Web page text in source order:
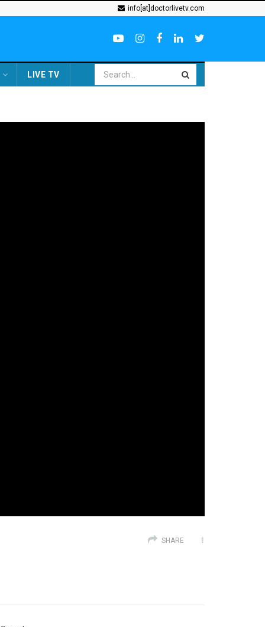
info[at]doctorlivetv.com
LIVE TV
SHARE